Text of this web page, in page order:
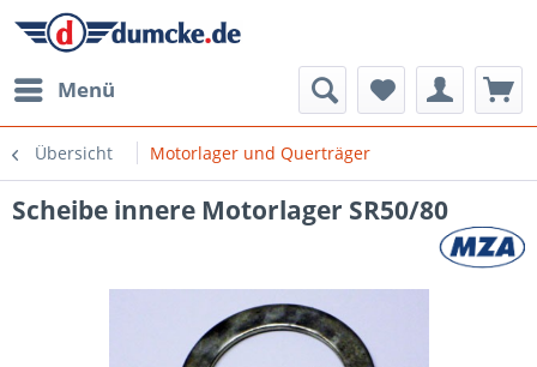
Menü
Übersicht Motorlager und Querträger
Scheibe innere Motorlager SR50/80